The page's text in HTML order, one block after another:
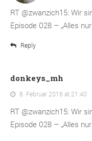
RT @zwanzich15: Wir
Episode 028 – „Alles
Reply
donkeys_mh
8. Februar 2016 at 21:40
RT @zwanzich15: Wir
Episode 028 – „Alles